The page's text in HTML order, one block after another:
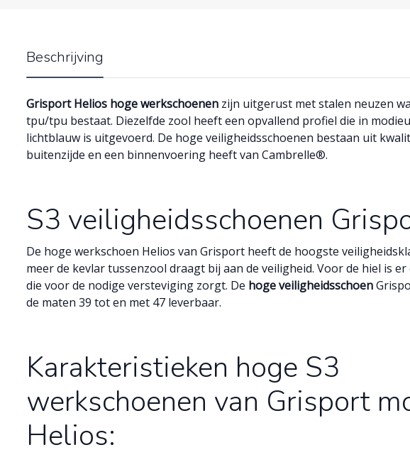
Beschrijving
Grisport Helios hoge werkschoenen zijn uitgerust met stalen neuzen
tpu/tpu bestaat. Diezelfde zool heeft een opvallend profiel die in
lichtblauw is uitgevoerd. De hoge veiligheidsschoenen bestaan uit
buitenzijde en een binnenvoering heeft van Cambrelle®.
S3 veiligheidsschoenen
De hoge werkschoen Helios van Grisport heeft de hoogste
meer de kevlar tussenzool draagt bij aan de veiligheid. Voor de hiel is
die voor de nodige versteviging zorgt. De hoge veiligheidsschoen
de maten 39 tot en met 47 leverbaar.
Karakteristieken hoge S3
werkschoenen van Grisport
Helios: